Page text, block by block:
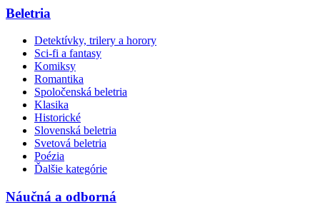
Beletria
Detektívky, trilery a horory
Sci-fi a fantasy
Komiksy
Romantika
Spoločenská beletria
Klasika
Historické
Slovenská beletria
Svetová beletria
Poézia
Ďalšie kategórie
Náučná a odborná